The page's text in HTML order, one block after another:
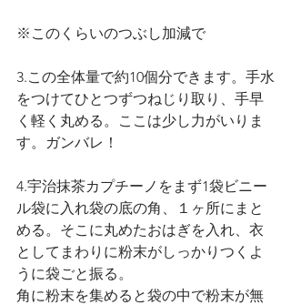
※このくらいのつぶし加減で
3.この全体量で約10個分できます。手水
をつけてひとつずつねじり取り、手早
く軽く丸める。ここは少し力がいりま
す。ガンバレ！
4.宇治抹茶カプチーノをまず1袋ビニー
ル袋に入れ袋の底の角、１ヶ所にまと
める。そこに丸めたおはぎを入れ、衣
としてまわりに粉末がしっかりつくよ
うに袋ごと振る。
角に粉末を集めると袋の中で粉末が無